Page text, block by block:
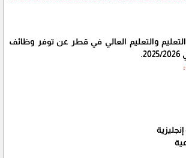
والتعليم العالي في قطر عن توفر وظائف